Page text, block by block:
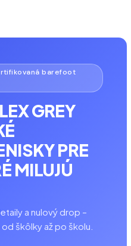
barefoot
GREY
PRE
MILUJÚ
a nulový drop –
škôlky až po školu.